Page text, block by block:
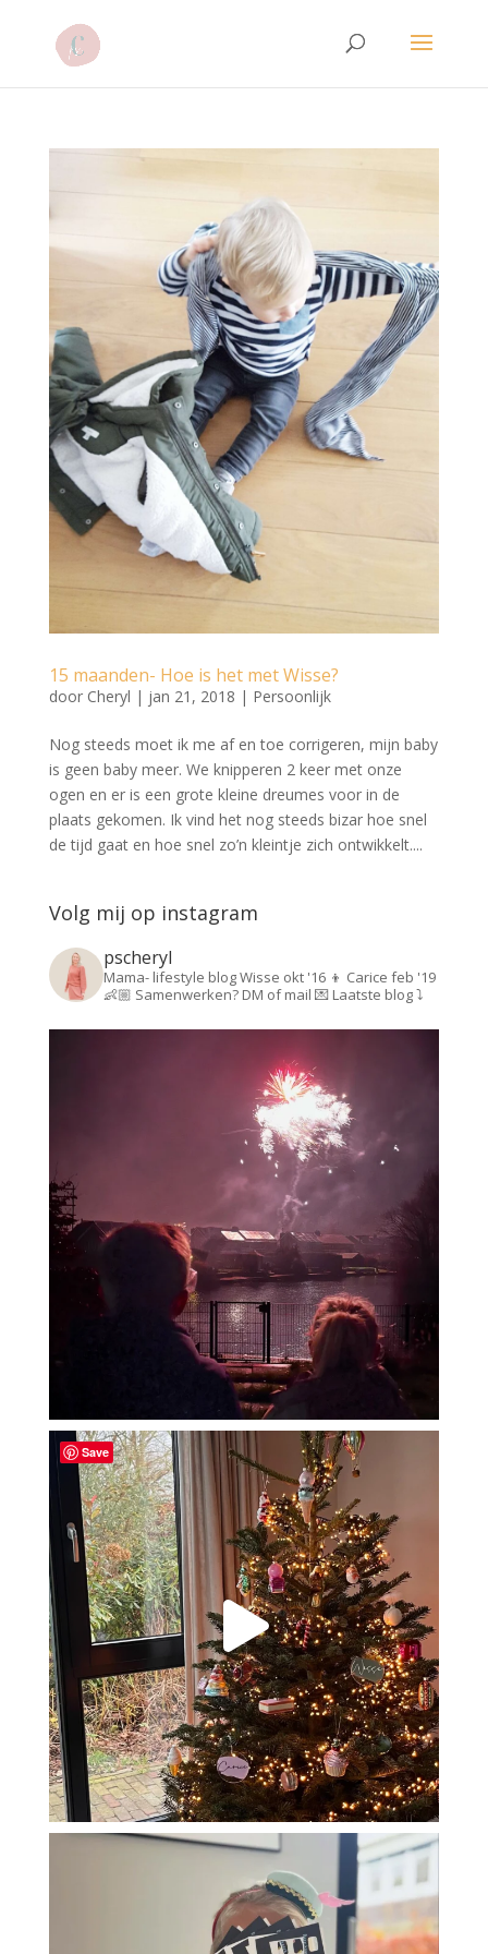
15 maanden- Hoe is het met Wisse?
door Cheryl | jan 21, 2018 | Persoonlijk
Nog steeds moet ik me af en toe corrigeren, mijn baby
is geen baby meer. We knipperen 2 keer met onze
ogen en er is een grote kleine dreumes voor in de
plaats gekomen. Ik vind het nog steeds bizar hoe snel
de tijd gaat en hoe snel zo’n kleintje zich ontwikkelt....
Volg mij op instagram
pscheryl
Mama- lifestyle blogWisse okt '16 👦 Carice feb '19
👶🏼 Samenwerken? DM of mail 💌Laatste blog ⤵️
Save